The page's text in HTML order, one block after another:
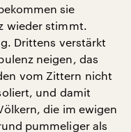
sie
wieder stimmt.
Drittens verstärkt
neigen, das
vom Zittern nicht
und damit
die im ewigen
pummeliger als